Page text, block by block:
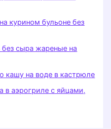
курином бульоне без
сыра жареные на
кашу на воде в кастрюле
в аэрогриле с яйцами,